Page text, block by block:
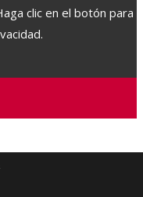
clic en el botón para